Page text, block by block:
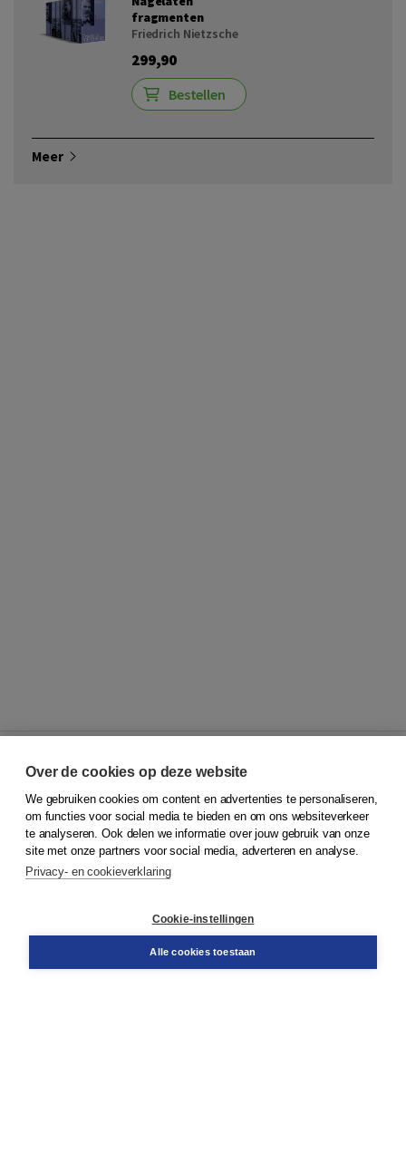
fragmenten
Friedrich Nietzsche
299,90
Bestellen
Meer
© 2026Koninklijke Boom uitgevers
Klantenservice
Service & informatie
Contact
Over de cookies op deze website
We gebruiken cookies om content en advertenties te personaliseren,
om functies voor social media te bieden en om ons websiteverkeer
te analyseren. Ook delen we informatie over jouw gebruik van onze
site met onze partners voor social media, adverteren en analyse.
Privacy- en cookieverklaring
Cookie-instellingen
Alle cookies toestaan